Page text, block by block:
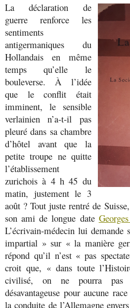
La déclaration de
guerre renforce les
sentiments
antigermaniques du
Hollandais en même
temps qu’elle le
bouleverse. À l’idée
que le conflit était
imminent, le sensible
verlainien n’a-t-il pas
pleuré dans sa chambre
d’hôtel avant que la
petite troupe ne quitte
l’établissement
zurichois à 4 h 45 du
matin, justement le 3
août ? Tout juste rentré de
son ami de longue date
L’écrivain-médecin lui demande
impartial » sur « la manière
répond qu’il n’est « pas
croit que, « dans toute
civilisé, on ne pourra
désavantageuse pour aucune
la conduite de l’Allemagne